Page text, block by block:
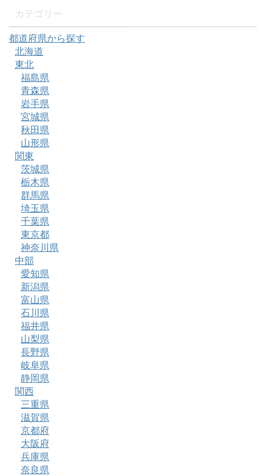
都道府県から探す
北海道
東北
福島県
青森県
岩手県
宮城県
秋田県
山形県
関東
茨城県
栃木県
群馬県
埼玉県
千葉県
東京都
神奈川県
中部
愛知県
新潟県
富山県
石川県
福井県
山梨県
長野県
岐阜県
静岡県
関西
三重県
滋賀県
京都府
大阪府
兵庫県
奈良県